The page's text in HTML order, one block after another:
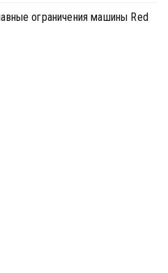
ограничения машины Red